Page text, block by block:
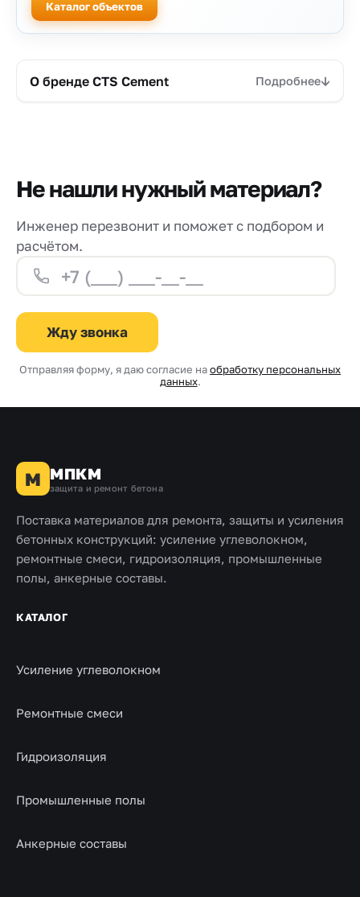
Каталог объектов
Продукция бренда
О бренде CTS Cement Подробнее
Не нашли нужный материал?
Инженер перезвонит и поможет с подбором и
расчётом.
Жду звонка
Отправляя форму, я даю согласие наобработку персональных
данных.
М МПКМ
защита и ремонт бетона
Поставка материалов для ремонта, защиты и усиления
бетонных конструкций: усиление углеволокном,
ремонтные смеси, гидроизоляция, промышленные
полы, анкерные составы.
КАТАЛОГ
Усиление углеволокном
Ремонтные смеси
Гидроизоляция
Промышленные полы
Анкерные составы